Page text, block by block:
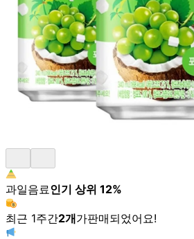
과일음료인기 상위 12%
최근 1주간2개가판매되었어요!